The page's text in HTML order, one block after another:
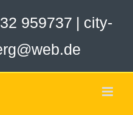
959737 | city-